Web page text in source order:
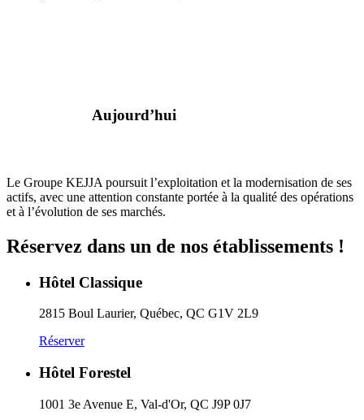
Aujourd’hui
Le Groupe KEJJA poursuit l’exploitation et la modernisation de ses
actifs, avec une attention constante portée à la qualité des opérations
et à l’évolution de ses marchés.
Réservez dans un de nos établissements !
Hôtel Classique
2815 Boul Laurier, Québec, QC G1V 2L9
Réserver
Hôtel Forestel
1001 3e Avenue E, Val-d'Or, QC J9P 0J7